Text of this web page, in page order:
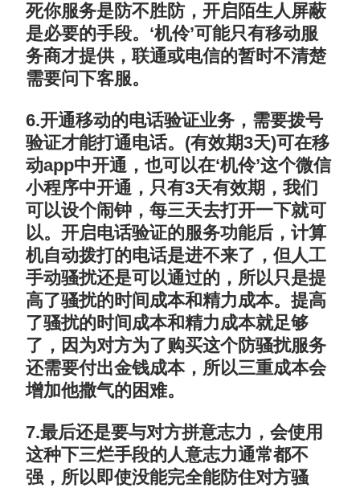
死你服务是防不胜防，开启陌生人屏蔽
是必要的手段。‘机伶’可能只有移动服
务商才提供，联通或电信的暂时不清楚
需要问下客服。
6.开通移动的电话验证业务，需要拨号
验证才能打通电话。(有效期3天)可在移
动app中开通，也可以在‘机伶’这个微信
小程序中开通，只有3天有效期，我们
可以设个闹钟，每三天去打开一下就可
以。开启电话验证的服务功能后，计算
机自动拨打的电话是进不来了，但人工
手动骚扰还是可以通过的，所以只是提
高了骚扰的时间成本和精力成本。提高
了骚扰的时间成本和精力成本就足够
了，因为对方为了购买这个防骚扰服务
还需要付出金钱成本，所以三重成本会
增加他撒气的困难。
7.最后还是要与对方拼意志力，会使用
这种下三烂手段的人意志力通常都不
强，所以即使没能完全能防住对方骚